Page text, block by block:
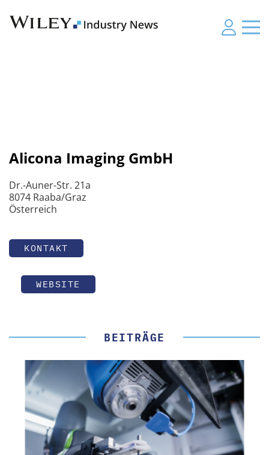
Alicona Imaging GmbH
Dr.-Auner-Str. 21a
8074 Raaba/Graz
Österreich
KONTAKT
WEBSITE
BEITRÄGE